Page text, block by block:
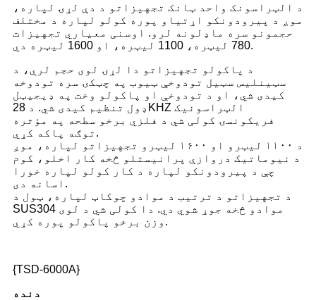
د الټراسونک واحد ټانک تجهیزاتو د دې لړۍ لپاره،
موږ د پیرودونکو اړتیاو پوره کولو لپاره د مختلف
حجمونو سره ماډلونه لرو. اوسنی معیاري تجهیزات
780 لیټره، 1100 لیټره، او 1600 لیټره دي.
د پاکولو تجهیزاتو دا لړۍ لوی حجم لري، د
سټینلیس سټیل تودوخې ټیوب په چټکۍ سره تودوخه
کیدی شي، او د تودوخې او پاکولو وخت په ډیجیټل
ډول تنظیم کیدی شي. د 28KHZ الټراسونیک
فریکونسۍ کولی شي د فلزي برخو سطحه په مؤثره
توګه پاکه کړي.
د ۱۱۰۰ لیټرو او ۱۶۰۰ لیټرو تجهیزاتو لپاره، موږ
د نیوماتیک دروازې پرانیستلو څخه کار اخلو، کوم
چې د پیرودونکو لپاره د کار کولو لپاره خورا
اسانه دی.
د تجهیزاتو د ترتیب د موادو چوکاټ لپاره، ټول د
SUS304 موادو څخه جوړ شوي دي. دا کولی شي د لوی
وزن برخو پاکولو پوره کړي.
{TSD-6000A}
دنده